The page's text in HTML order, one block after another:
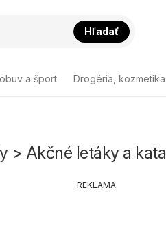
Hľadať
a šport Drogéria, kozmetika
> Akčné letáky a
REKLAMA